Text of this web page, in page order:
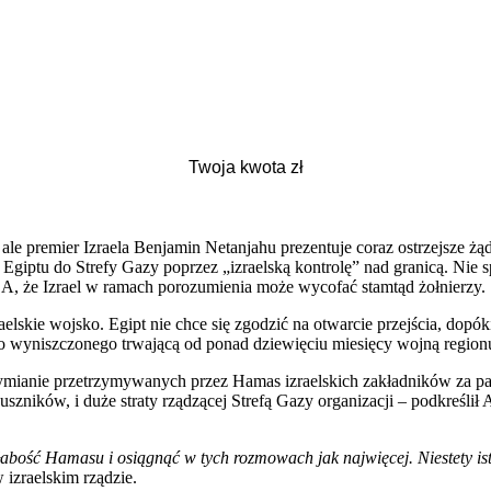
premier Izraela Benjamin Netanjahu prezentuje coraz ostrzejsze
do Strefy Gazy poprzez „izraelską kontrolę” nad granicą. Nie
że Izrael w ramach porozumienia może wycofać stamtąd żołnierzy.
wojsko. Egipt nie chce się zgodzić na otwarcie przejścia,
trwającą od ponad dziewięciu miesięcy wojną
przetrzymywanych przez Hamas izraelskich zakładników za
i duże straty rządzącej Strefą Gazy organizacji – podkreślił
Hamasu i osiągnąć w tych rozmowach jak najwięcej. Niestety
izraelskim rządzie.